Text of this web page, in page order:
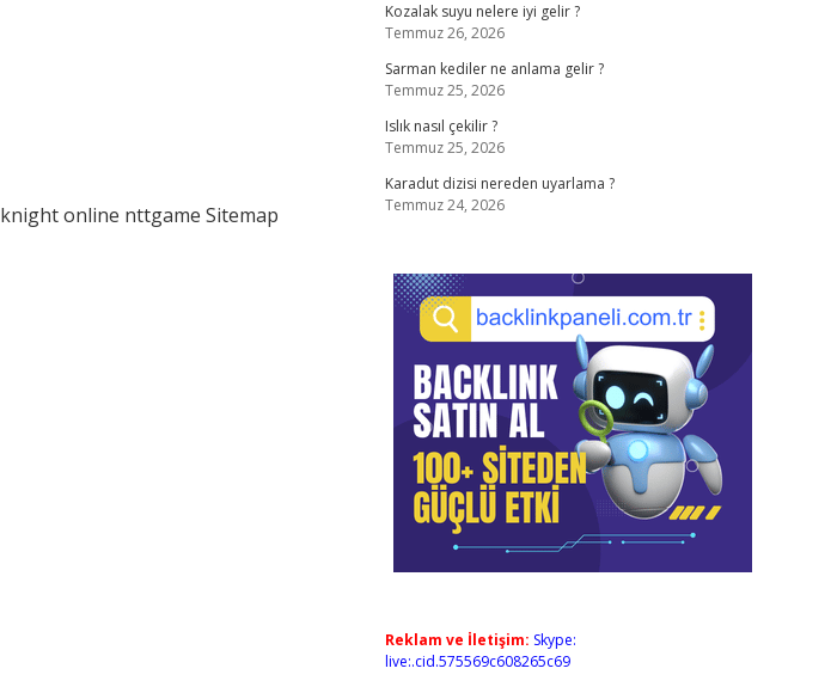
knight online nttgame Sitemap
Kozalak suyu nelere iyi gelir ?
Temmuz 26, 2026
Sarman kediler ne anlama gelir ?
Temmuz 25, 2026
Islık nasıl çekilir ?
Temmuz 25, 2026
Karadut dizisi nereden uyarlama ?
Temmuz 24, 2026
Reklam ve İletişim: Skype:
live:.cid.575569c608265c69